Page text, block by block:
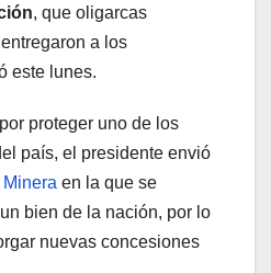
, que oligarcas
a los
este lunes.
proteger uno de los
país, el presidente envió
en la que se
bien de la nación, por lo
nuevas concesiones